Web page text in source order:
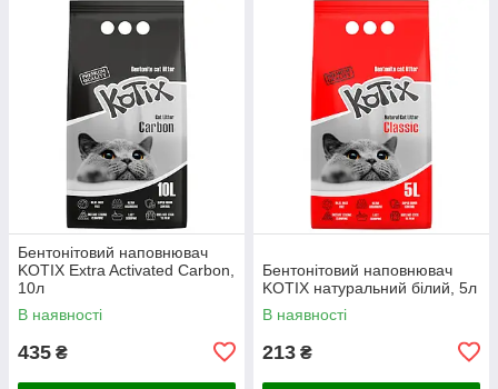
Бентонітовий наповнювач
KOTIX Extra Activated Carbon,
10л
В наявності
435 ₴
Бентонітовий наповнювач
KOTIX натуральний білий, 5л
В наявності
213 ₴